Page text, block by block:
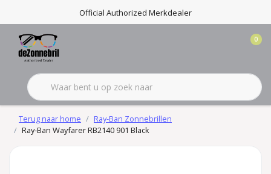
Official Authorized Merkdealer
0
Terug naar home
Ray-Ban Zonnebrillen
Ray-Ban Wayfarer RB2140 901 Black